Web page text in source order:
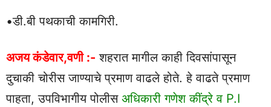
•डी.बी पथकाची कामगिरी.
अजय कंडेवार,वणी :- शहरात मागील काही दिवसांपासून
दुचाकी चोरीस जाण्याचे प्रमाण वाढले होते. हे वाढते प्रमाण
पाहता, उपविभागीय पोलीस अधिकारी गणेश कींद्रे व P.I